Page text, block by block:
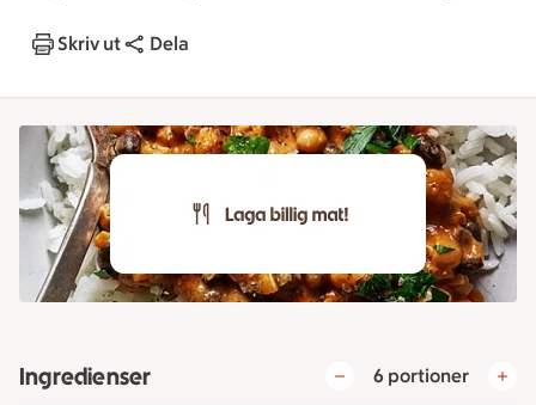
Skriv ut Dela
Ingredienser 6 portioner